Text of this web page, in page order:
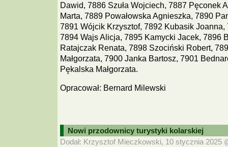
Dawid, 7886 Szuła Wojciech, 7887 Pęconek
Marta, 7889 Powałowska Agnieszka, 7890
7891 Wójcik Krzysztof, 7892 Kubasik
7894 Wajs Alicja, 7895 Kamycki Jacek, 7896
Ratajczak Renata, 7898 Szociński Robert,
Małgorzata, 7900 Janka Bartosz, 7901
Pękalska Małgorzata.
Opracował: Bernard Milewski
Nowi przodownicy turystyki kolarskiej
Dodał: Krzysztof Mieczkowski, 10 stycznia 2025